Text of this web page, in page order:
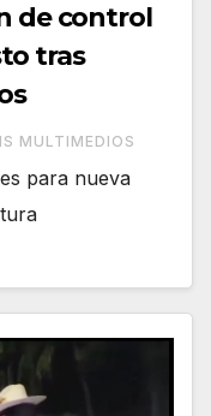
de control
tras
MULTIMEDIOS
para nueva